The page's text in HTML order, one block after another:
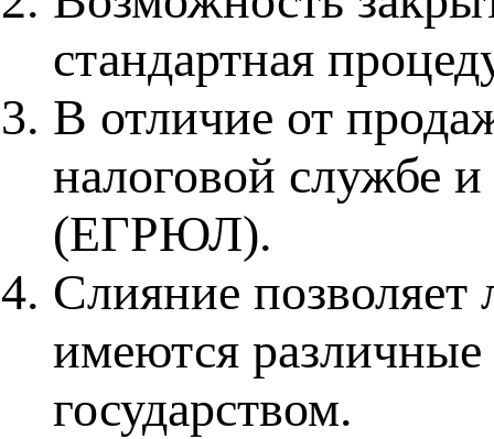
стандартная
В отличие от
налоговой службе и
(ЕГРЮЛ).
Слияние позволяет
имеются различные
государством.